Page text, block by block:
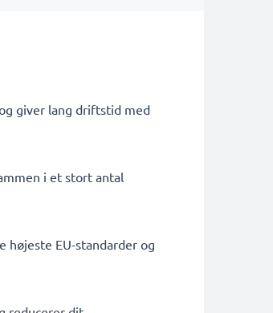
giver lang driftstid med
i et stort antal
EU-standarder og